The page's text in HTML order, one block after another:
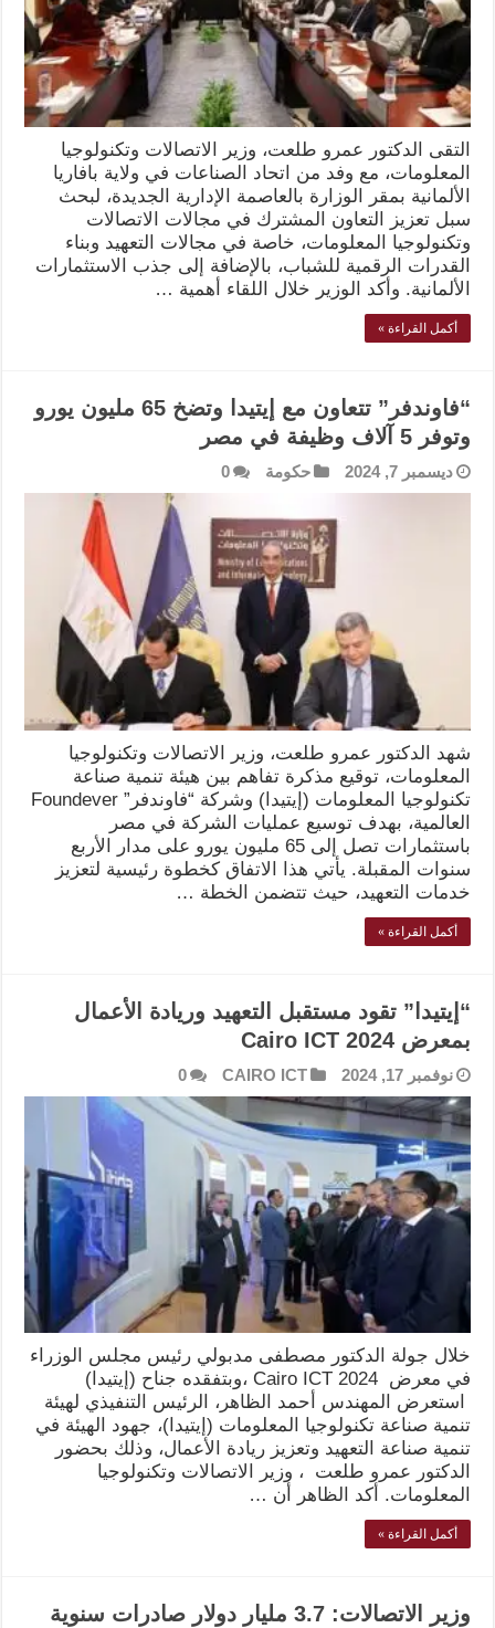
التقى الدكتور عمرو طلعت، وزير الاتصالات وتكنولوجيا
المعلومات، مع وفد من اتحاد الصناعات في ولاية بافاريا
الألمانية بمقر الوزارة بالعاصمة الإدارية الجديدة، لبحث
سبل تعزيز التعاون المشترك في مجالات الاتصالات
وتكنولوجيا المعلومات، خاصة في مجالات التعهيد وبناء
القدرات الرقمية للشباب، بالإضافة إلى جذب الاستثمارات
الألمانية. وأكد الوزير خلال اللقاء أهمية …
أكمل القراءة »
“فاوندفر” تتعاون مع إيتيدا وتضخ 65 مليون يورو
وتوفر 5 آلاف وظيفة في مصر
ديسمبر 7, 2024 حكومة 0
شهد الدكتور عمرو طلعت، وزير الاتصالات وتكنولوجيا
المعلومات، توقيع مذكرة تفاهم بين هيئة تنمية صناعة
تكنولوجيا المعلومات (إيتيدا) وشركة “فاوندفر” Foundever
العالمية، بهدف توسيع عمليات الشركة في مصر
باستثمارات تصل إلى 65 مليون يورو على مدار الأربع
سنوات المقبلة. يأتي هذا الاتفاق كخطوة رئيسية لتعزيز
خدمات التعهيد، حيث تتضمن الخطة …
أكمل القراءة »
“إيتيدا” تقود مستقبل التعهيد وريادة الأعمال
بمعرض Cairo ICT 2024
نوفمبر 17, 2024 CAIRO ICT
0
خلال جولة الدكتور مصطفى مدبولي رئيس مجلس الوزراء
في معرض Cairo ICT 2024 ،وبتفقده جناح (إيتيدا)
استعرض المهندس أحمد الظاهر، الرئيس التنفيذي لهيئة
تنمية صناعة تكنولوجيا المعلومات (إيتيدا)، جهود الهيئة في
تنمية صناعة التعهيد وتعزيز ريادة الأعمال، وذلك بحضور
الدكتور عمرو طلعت ، وزير الاتصالات وتكنولوجيا
المعلومات. أكد الظاهر أن …
أكمل القراءة »
وزير الاتصالات: 3.7 مليار دولار صادرات سنوية